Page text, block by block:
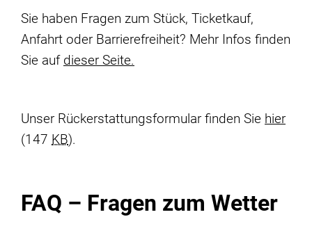
Sie haben Fragen zum Stück, Ticketkauf,
Anfahrt oder Barrierefreiheit? Mehr Infos finden
Sie auf dieser Seite.
Unser Rückerstattungsformular finden Sie hier
(147 KB).
FAQ – Fragen zum Wetter